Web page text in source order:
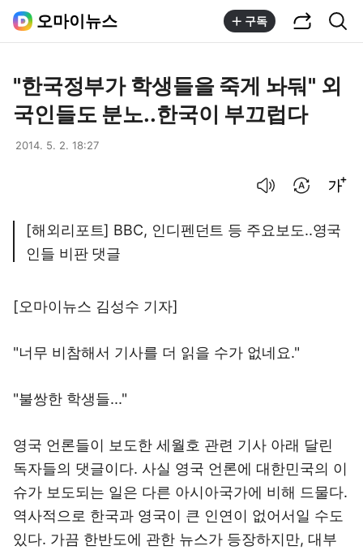
오마이뉴스 구독
"한국정부가 학생들을 죽게 놔둬" 외
국인들도 분노..한국이 부끄럽다
2014. 5. 2. 18:27
[해외리포트] BBC, 인디펜던트 등 주요보도..영국
인들 비판 댓글
[오마이뉴스 김성수 기자]
"너무 비참해서 기사를 더 읽을 수가 없네요."
"불쌍한 학생들..."
영국 언론들이 보도한 세월호 관련 기사 아래 달린
독자들의 댓글이다. 사실 영국 언론에 대한민국의 이
슈가 보도되는 일은 다른 아시아국가에 비해 드물다.
역사적으로 한국과 영국이 큰 인연이 없어서일 수도
있다. 가끔 한반도에 관한 뉴스가 등장하지만, 대부